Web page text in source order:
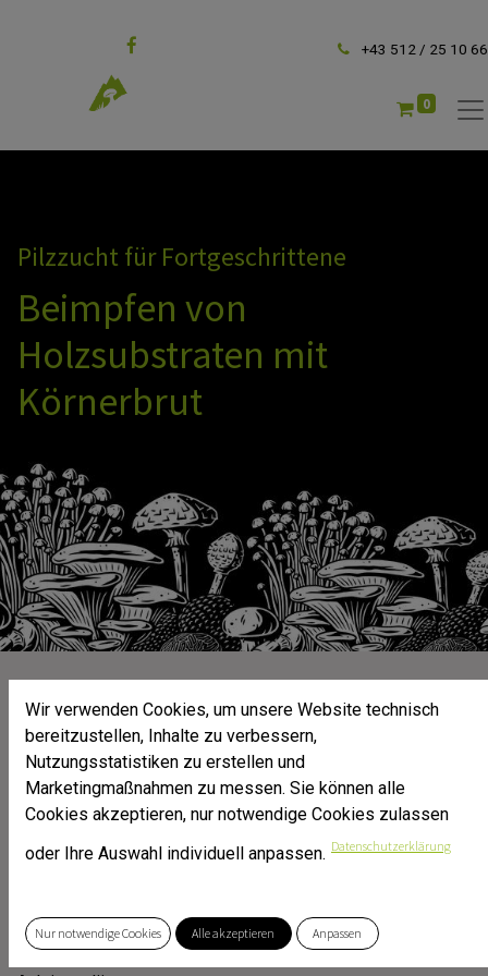
+43 512 / 25 10 66
0
Pilzzucht für Fortgeschrittene
Beimpfen von
Holzsubstraten mit
Körnerbrut
​ Beimpfen von Holzsubstraten mit
Körnerbrut
(Schwierigkeitsstufe 2 - Fortgeschrittene)
Die meisten Pilze bilden direkt auf Roggensubstrat keine
in der Pilzzucht als 'grain' bezeichnet – wird zum Beimpfen
geeigneter Fruchtungssubstrate verwendet. Vorliegende
Wir verwenden Cookies, um unsere Website technisch
bereitzustellen, Inhalte zu verbessern,
Nutzungsstatistiken zu erstellen und
Marketingmaßnahmen zu messen. Sie können alle
Cookies akzeptieren, nur notwendige Cookies zulassen
oder Ihre Auswahl individuell anpassen. Datenschutzerklärung
Nur notwendige Cookies Alle akzeptieren Anpassen